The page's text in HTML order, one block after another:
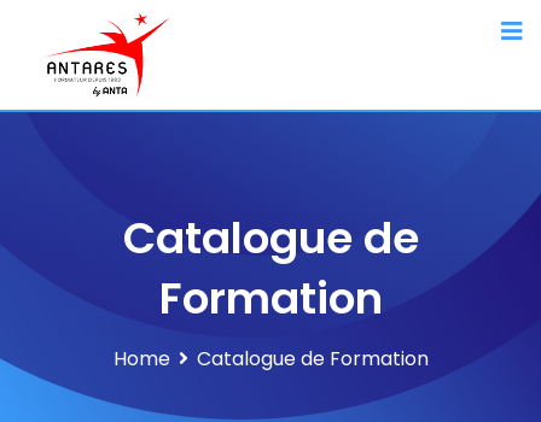
Catalogue de
Formation
Home Catalogue de Formation